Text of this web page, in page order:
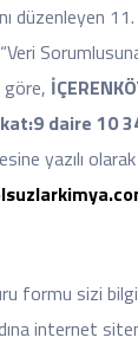
düzenleyen
göre,
kat:9 daire 10
yazılı
formu sizi
internet